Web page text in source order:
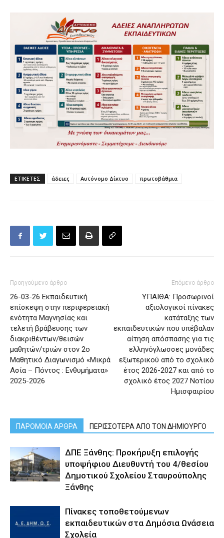
ΕΤΙΚΕΤΕΣ άδειες Αυτόνομο Δίκτυο πρωτοβάθμια
Προηγούμενο άρθρο
26-03-26 Εκπαιδευτική
επίσκεψη στην περιφερειακή
ενότητα Μαγνησίας και
τελετή βράβευσης των
διακριθέντων/θεισών
μαθητών/τριών στον 2ο
Μαθητικό Διαγωνισμό «Μικρά
Ασία – Πόντος : Ενθυμήματα»
2025-2026
Επόμενο άρθρο
ΥΠΑΙΘΑ: Προσωρινοί
αξιολογικοί πίνακες
κατάταξης των
εκπαιδευτικών που υπέβαλαν
αίτηση απόσπασης για τις
ελληνόγλωσσες μονάδες
εξωτερικού από το σχολικό
έτος 2026-2027 και από το
σχολικό έτος 2027 Νοτίου
Ημισφαιρίου
ΠΑΡΟΜΟΙΑ ΑΡΘΡΑ ΠΕΡΙΣΣΟΤΕΡΑ ΑΠΟ ΤΟΝ ΔΗΜΙΟΥΡΓΟ
ΔΠΕ Ξάνθης: Προκήρυξη επιλογής
υποψήφιου Διευθυντή του 4/θεσίου
Δημοτικού Σχολείου Σταυρούπολης
Ξάνθης
Πίνακες τοποθετούμενων
εκπαιδευτικών στα Δημόσια Ωνάσεια
Σχολεία